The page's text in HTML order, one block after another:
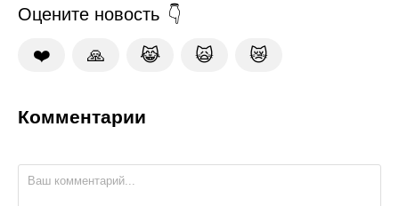
Оцените новость
❤️ 🙏 😹 🙀 😿
Комментарии